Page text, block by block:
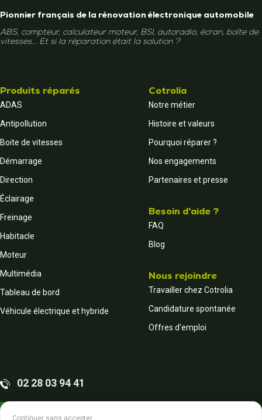
Pionnier français de la rénovation électronique automobile
ABS, compteur, calculateur moteur, BSI, autoradio, écran, boîte de
vitesses... Et si la réparation était la solution ?
Produits réparés
ADAS
Antipollution
Boite de vitesses
Démarrage
Direction
Éclairage
Freinage
Habitacle
Moteur
Multimédia
Tableau de bord
Véhicule électrique et hybride
Cotrolia
Notre métier
Histoire et valeurs
Pourquoi réparer ?
Nos engagements
Partenaires et presse
Besoin d'aide ?
FAQ
Blog
Nous rejoindre
Travailler chez Cotrolia
Candidature spontanée
Offres d'emploi
02 28 03 94 41
Continuer sans accepter